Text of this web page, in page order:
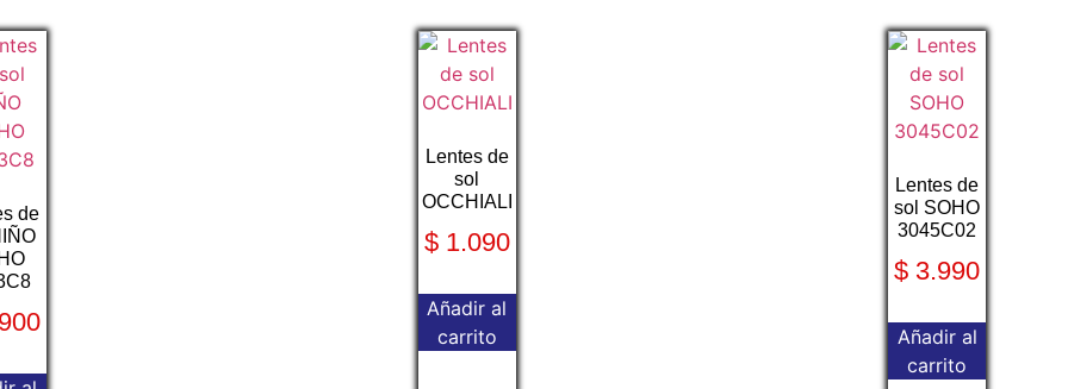
de
Lentes de
sol
OCCHIALI
$1.090
Añadir al
carrito
Lentes de
sol SOHO
3045C02
$ 3.990
Añadir al
carrito